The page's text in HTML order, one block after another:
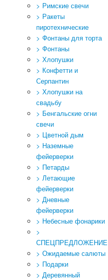
> Римские свечи
> Ракеты
пиротехнические
> Фонтаны для торта
> Фонтаны
> Хлопушки
> Конфетти и
Серпантин
> Хлопушки на
свадьбу
> Бенгальские огни
свечи
> Цветной дым
> Наземные
фейерверки
> Петарды
> Летающие
фейерверки
> Дневные
фейерверки
> Небесные фонарики
>
СПЕЦПРЕДЛОЖЕНИЕ
> Ожидаемые салюты
> Подарки
> Деревянный